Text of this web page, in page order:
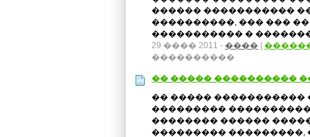
������ �����������
����������, ��� ���
����������� �
29 ���� 2011 - ����
����������
�� ����� ����������
�� ����� �����������
���������
�������� ������
��������� ���������,